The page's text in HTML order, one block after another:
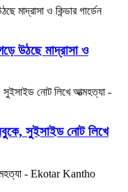
উঠছে মাদ্রাসা ও
সুইসাইড নোট লিখে